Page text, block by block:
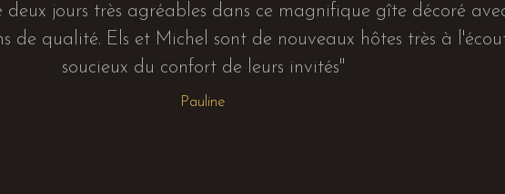
deux jours très agréables dans ce magnifique gîte décoré
de qualité. Els et Michel sont de nouveaux hôtes très à
soucieux du confort de leurs invités"
Pauline